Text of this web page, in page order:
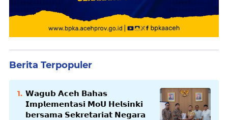
Berita Terpopuler
𝗪𝗮𝗴𝘂𝗯 𝗔𝗰𝗲𝗵 𝗕𝗮𝗵𝗮𝘀
𝗜𝗺𝗽𝗹𝗲𝗺𝗲𝗻𝘁𝗮𝘀𝗶 𝗠𝗼𝗨 𝗛𝗲𝗹𝘀𝗶𝗻𝗸𝗶
𝗯𝗲𝗿𝘀𝗮𝗺𝗮 𝗦𝗲𝗸𝗿𝗲𝘁𝗮𝗿𝗶𝗮𝘁 𝗡𝗲𝗴𝗮𝗿𝗮